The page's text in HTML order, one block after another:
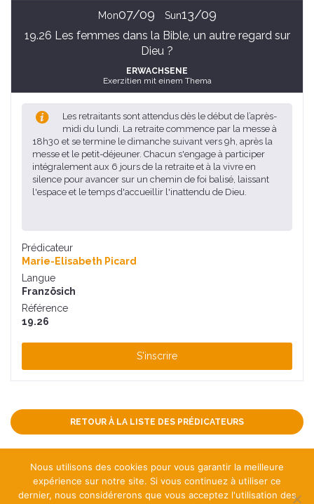
Mon07/09 Sun13/09
19.26 Les femmes dans la Bible, un autre regard sur
Dieu ?
ERWACHSENE
Exerzitien mit einem Thema
Les retraitants sont attendus dès le début de l’après-
midi du lundi. La retraite commence par la messe à
18h30 et se termine le dimanche suivant vers 9h, après la
messe et le petit-déjeuner. Chacun s'engage à participer
intégralement aux 6 jours de la retraite et à la vivre en
silence pour avancer sur un chemin de foi balisé, laissant
l'espace et le temps d'accueillir l'inattendu de Dieu.
Prédicateur
Marie-Elisabeth Picard
Langue
Französich
Référence
19.26
S'inscrire
RETOUR À LA LISTE DES PRÉDICATEURS
Nous utilisons des cookies pour vous garantir la meilleure
expérience sur notre site. Si vous continuez à utiliser ce
dernier, nous considérerons que vous acceptez l'utilisation des